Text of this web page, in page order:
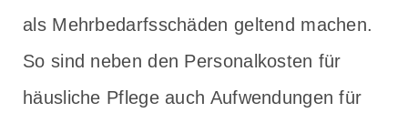
als Mehrbedarfsschäden geltend machen.
So sind neben den Personalkosten für
häusliche Pflege auch Aufwendungen für